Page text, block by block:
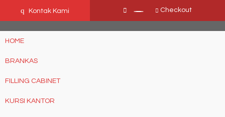
q Kontak Kami Checkout
HOME
BRANKAS
FILLING CABINET
KURSI KANTOR